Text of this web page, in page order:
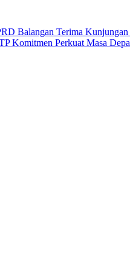
Balangan Terima
Komitmen Perkuat Masa